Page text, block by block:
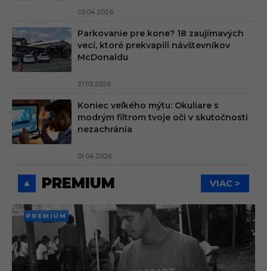
03.04.2026
Parkovanie pre kone? 18 zaujímavých
vecí, ktoré prekvapili návštevníkov
McDonaldu
21.03.2026
Koniec veľkého mýtu: Okuliare s
modrým filtrom tvoje oči v skutočnosti
nezachránia
01.04.2026
PREMIUM VIAC >
PREMI
UM